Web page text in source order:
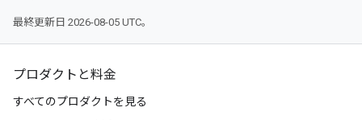
最終更新日 2026-08-05 UTC。
プロダクトと料金
すべてのプロダクトを見る